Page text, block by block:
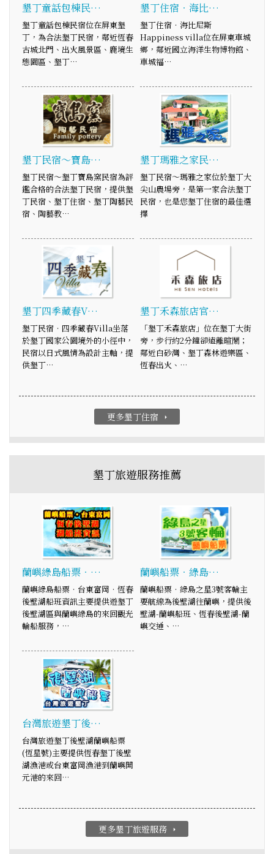
墾丁童話包棟民…
墾丁童話包棟民宿位在屏東墾
丁，為合法墾丁民宿，鄰近恆春
古城北門、出火風景區、鹿境生
態園區、墾丁…
墾丁住宿‧海比…
墾丁住宿‧海比尼斯
Happiness villa位在屏東車城
鄉，鄰近國立海洋生物博物館、
車城福…
墾丁民宿～寶島…
墾丁民宿～墾丁寶島窯民宿為評
鑑合格的合法墾丁民宿，提供墾
丁民宿、墾丁住宿、墾丁陶藝民
宿、陶藝教…
墾丁瑪雅之家民…
墾丁民宿～瑪雅之家位於墾丁大
尖山農場旁，是第一家合法墾丁
民宿，也是您墾丁住宿的最佳選
擇
墾丁四季藏春V…
墾丁民宿‧四季藏春Villa坐落
於墾丁國家公園境外的小徑中，
民宿以日式風情為設計主軸，提
供墾丁…
墾丁禾森旅店官…
「墾丁禾森旅店」位在墾丁大街
旁，步行約2分鐘卻遠離暄鬧；
鄰近白砂灣、墾丁森林遊樂區、
恆春出火、…
更多墾丁住宿 arrow_right
墾丁旅遊服務推薦
蘭嶼綠島船票‧…
蘭嶼綠島船票‧台東富岡‧恆春
後壁湖船班資訊主要提供遊墾丁
後壁湖區與蘭嶼綠島的來回觀光
輪船服務，…
蘭嶼船票‧綠島…
蘭嶼船票‧綠島之星3號客輪主
要航線為後壁湖往蘭嶼，提供後
壁湖-蘭嶼船班、恆春後壁湖-蘭
嶼交通、…
台灣旅遊墾丁後…
台灣旅遊墾丁後壁湖蘭嶼船票
(恆星號)主要提供恆春墾丁後壁
湖漁港或台東富岡漁港到蘭嶼開
元港的來回…
更多墾丁旅遊服務 arrow_right